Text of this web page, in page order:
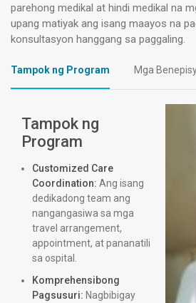
Pagsusuri ng mga partikular na
nauugnay sa iyong mga sintomas
Inisyal na Pagtatasa
Pagtalakay sa iyong mga sintomas
alalahanin
Paunang pagsusuri ng mga
panganib
Mga paunang rekomendasyon para
pagsusuri sa diagnostic
parehong medikal at hindi medikal na
upang matiyak ang isang maayos na
konsultasyon hanggang sa paggaling.
Tampok ng Program Mga
Tampok ng
Program
Customized Care
Coordination: Ang isang
dedikadong team ang
nangangasiwa sa mga
travel arrangement,
appointment, at pananatili
sa ospital.
Komprehensibong
Pagsusuri: Nagbibigay